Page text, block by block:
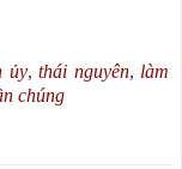
ủy,thái nguyên, làm
chúng